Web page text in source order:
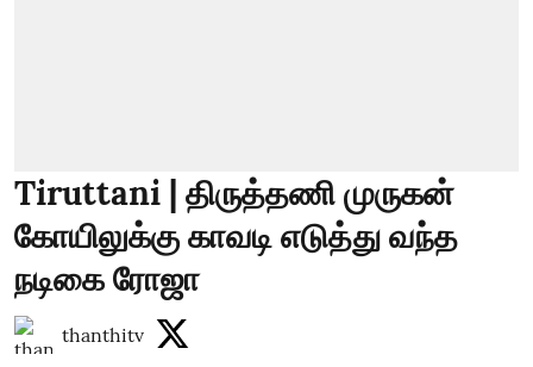
Tiruttani | திருத்தணி முருகன்
கோயிலுக்கு காவடி எடுத்து வந்த
நடிகை ரோஜா
thanthitv